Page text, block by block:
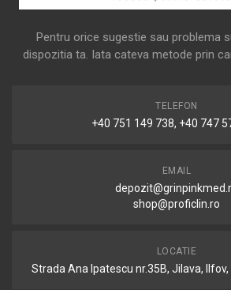
Pentru orice sugestie sau problema
dispozitia ta. Iata cateva metode prin
TELEFON
+40 751 149 738, +40 747
EMAIL
shop@proficlin.ro
LOCATIE
Strada Ana Ipatescu nr.35B, Jilava,